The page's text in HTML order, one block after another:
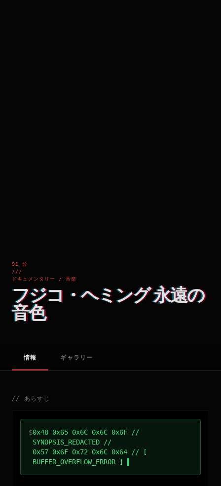
91 分
///
ドキュメンタリー / 音楽
フジコ・ヘミング 永遠の
音色
情報 ギャラリー
// あらすじ
$0x48 0x65 0x6C 0x6C 0x6F //
SYNOPSIS_REDACTED //
0x57 0x6F 0x72 0x6C 0x64 // [
BUFFER_OVERFLOW_ERROR ]